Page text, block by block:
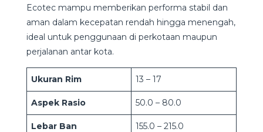
Ecotec mampu memberikan performa stabil dan
aman dalam kecepatan rendah hingga menengah,
ideal untuk penggunaan di perkotaan maupun
perjalanan antar kota.
Ukuran Rim 13 – 17
Aspek Rasio 50.0 – 80.0
Lebar Ban 155.0 – 215.0